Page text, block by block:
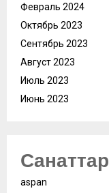
Февраль 2024
Октябрь 2023
Сентябрь 2023
Август 2023
Июль 2023
Июнь 2023
Санаттар
aspan